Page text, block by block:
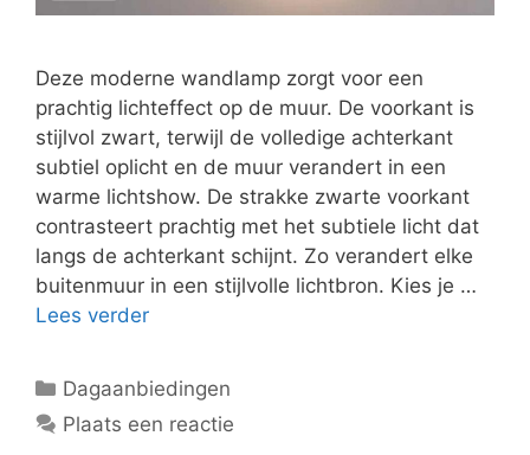
Deze moderne wandlamp zorgt voor een
prachtig lichteffect op de muur. De voorkant is
stijlvol zwart, terwijl de volledige achterkant
subtiel oplicht en de muur verandert in een
warme lichtshow. De strakke zwarte voorkant
contrasteert prachtig met het subtiele licht dat
langs de achterkant schijnt. Zo verandert elke
buitenmuur in een stijlvolle lichtbron. Kies je …
Lees verder
Categorieën
Dagaanbiedingen
Plaats een reactie